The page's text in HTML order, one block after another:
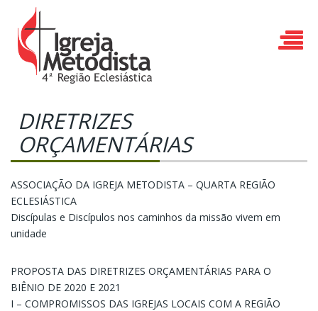
DIRETRIZES
ORÇAMENTÁRIAS
ASSOCIAÇÃO DA IGREJA METODISTA – QUARTA REGIÃO
ECLESIÁSTICA
Discípulas e Discípulos nos caminhos da missão vivem em
unidade
PROPOSTA DAS DIRETRIZES ORÇAMENTÁRIAS PARA O
BIÊNIO DE 2020 E 2021
I – COMPROMISSOS DAS IGREJAS LOCAIS COM A REGIÃO